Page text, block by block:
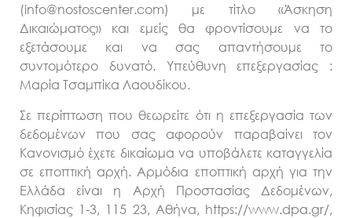
(info@nostoscenter.com) με τίτλο «Άσκηση
Δικαιώματος» και εμείς θα φροντίσουμε να το
εξετάσουμε και να σας απαντήσουμε το
συντομότερο δυνατό. Υπεύθυνη επεξεργασίας :
Mαρία Τσαμπίκα Λαουδίκου.
Σε περίπτωση που θεωρείτε ότι η επεξεργασία των
δεδομένων που σας αφορούν παραβαίνει τον
Κανονισμό έχετε δικαίωμα να υποβάλετε καταγγελία
σε εποπτική αρχή. Αρμόδια εποπτική αρχή για την
Ελλάδα είναι η Αρχή Προστασίας Δεδομένων,
Κηφισίας 1-3, 115 23, Αθήνα, https://www.dpa.gr/,